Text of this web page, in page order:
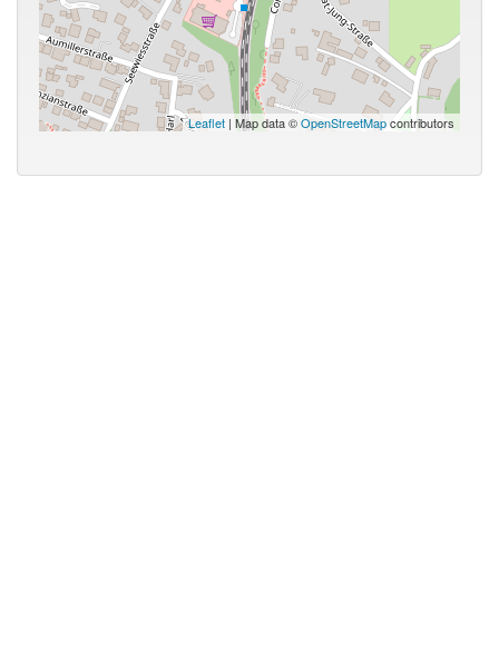
Leaflet | Map data ©OpenStreetMapcontributors